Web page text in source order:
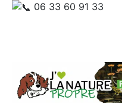
06 33 60 91 33